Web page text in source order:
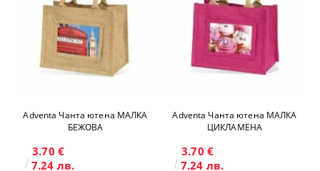
Adventa Чанта ютена МАЛКА
БЕЖОВА
3.70 €
7.24 лв.
Adventa Чанта ютена МАЛКА
ЦИКЛАМЕНА
3.70 €
7.24 лв.